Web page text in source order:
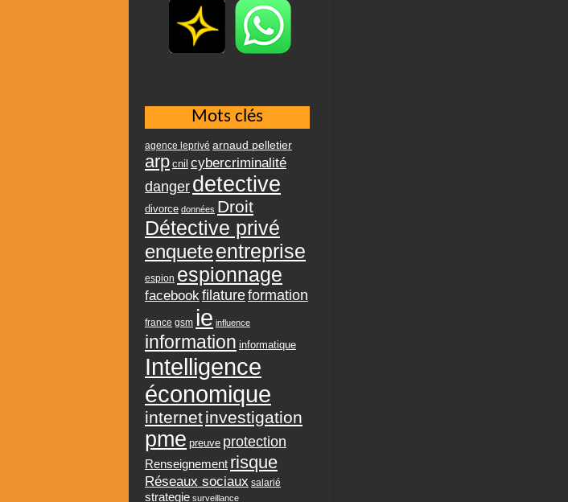
Mots clés
agence leprivé arnaud pelletier
arp cnil cybercriminalité
danger detective
divorce données Droit
Détective privé
enqueteentreprise
espion espionnage
facebookfilatureformation
france gsm ie influence
information informatique
Intelligence
économique
internetinvestigation
pme preuve protection
Renseignement risque
Réseaux sociaux salarié
strategie surveillance